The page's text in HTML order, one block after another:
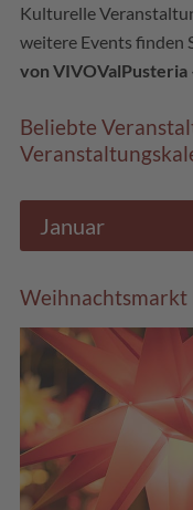
Kulturelle
weitere Events finden
von
Beliebte
Januar
Weihnachtsmarkt